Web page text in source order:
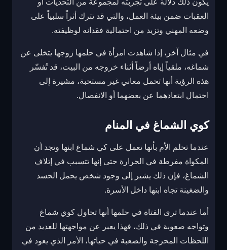
يكون ذلك دلالة على تجربته لمجموعة من التحديات أو
العقبات ضمن بيئة العمل، والتي قد تترك أثراً سلبياً على
وضعه المهني وتزيد من احتمالية فقدانه لوظيفته.
في مثال آخر، إذا شاهدت امرأة في حلمها زوجها يتخلى عن
شماغه، ملقياً إياه أرضاً أثناء خروجه من البيت، قد تُفسّر
هذه الرؤية أنها تحمل معاني غير مستحبة، مشيرة إلى
احتمال ابتعادهما عن بعضهما أو الانفصال.
كوي الشماغ في المنام
عندما تحلم الأم بأنها تعمل على كي شماغ ابنها وتجد أن
المكواة مفرطة في الحرارة حتى إنها تتسبب في إتلاف
الشماغ، فإن ذلك يشير إلى وجود شخص يحمل الحسد
والضغينة تجاه ابنها داخل الأسرة.
أما عندما ترى الفتاة في حلمها أنها تحاول كوي شماغ
وتواجه صعوبة في ذلك، فهذا يعبر عن مواجهتها للعديد من
اللحظات المحرجة والصعبة في حياتها، الأمر الذي يعود في